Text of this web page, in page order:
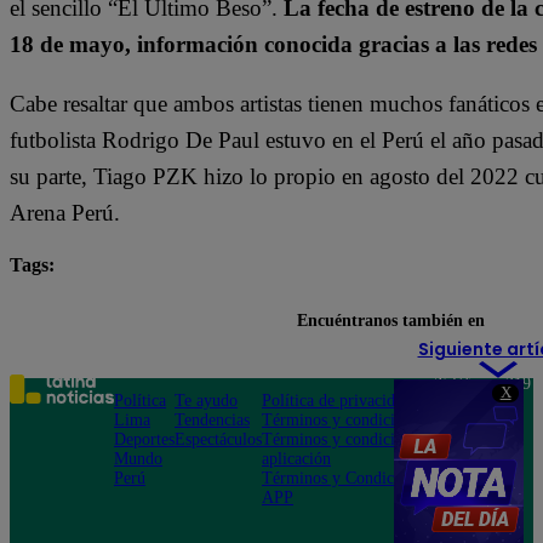
X
el sencillo “El Último Beso”. La fecha de estreno de la
18 de mayo, información conocida gracias a las
Cabe resaltar que ambos artistas tienen muchos
futbolista Rodrigo De Paul estuvo en el Perú el año
su parte, Tiago PZK hizo lo propio en agosto del 2022
Arena Perú.
Tags:
Siguiente
Encuéntranos también en
Política
Lima
Deportes
Mundo
Perú
Te ayudo
Tendencias
Espectáculos
Política de privacidad
Términos y condiciones
Términos y condiciones
aplicación
Términos y Condiciones
APP
Teléfono: 219
Av. San
Felipe 968
Jesús María